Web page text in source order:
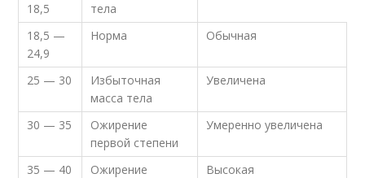
18,5
тела
18,5 —
24,9
Норма Обычная
25 — 30
Избыточная
масса тела
Увеличена
30 — 35
Ожирение
первой степени
Умеренно увеличена
35 — 40
Ожирение
Высокая